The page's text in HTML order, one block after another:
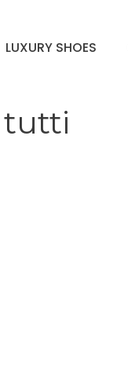
LUXURY SHOES
tutti